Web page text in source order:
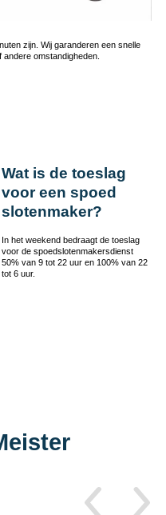
zijn. Wij garanderen een snelle
omstandigheden.
Wat is de toeslag
voor een spoed
slotenmaker?
In het weekend bedraagt de toeslag
voor de spoedslotenmakersdienst
50% van 9 tot 22 uur en 100% van 22
tot 6 uur.